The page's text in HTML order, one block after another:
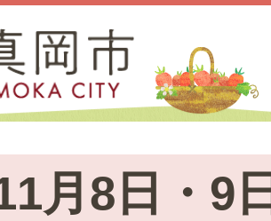
11月8日・9